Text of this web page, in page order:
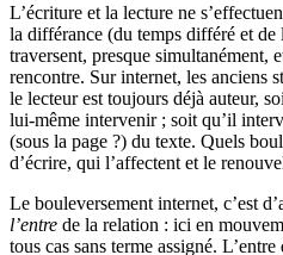
L’écriture et la lecture ne
la différance (du temps différé et de
traversent, presque simultanément,
rencontre. Sur internet, les anciens
le lecteur est toujours déjà auteur,
lui-même intervenir ; soit qu’il
(sous la page ?) du texte. Quels
d’écrire, qui l’affectent et le
Le bouleversement internet, c’est
l’entre de la relation : ici en
tous cas sans terme assigné.